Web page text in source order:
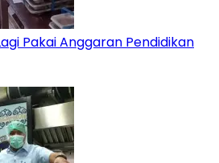
Pakai Anggaran Pendidikan